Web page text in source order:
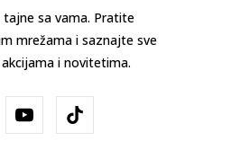
sa vama. Pratite
mrežama i saznajte sve
i novitetima.